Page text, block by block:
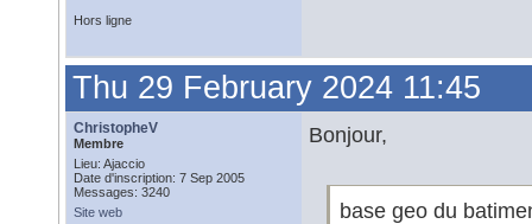
Hors ligne
Thu 29 February 2024 11:45
ChristopheV
Membre
Lieu: Ajaccio
Date d'inscription: 7 Sep 2005
Messages: 3240
Site web
Bonjour,
base geo du